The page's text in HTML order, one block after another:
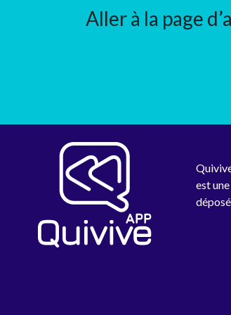
Aller à la page
est